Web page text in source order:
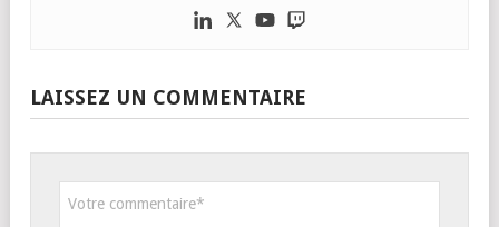
LAISSEZ UN COMMENTAIRE